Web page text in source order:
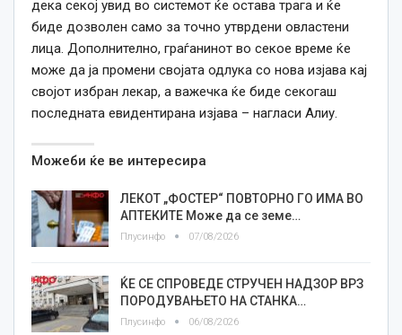
дека секој увид во системот ќе остава трага и ќе
биде дозволен само за точно утврдени овластени
лица. Дополнително, граѓанинот во секое време ќе
може да ја промени својата одлука со нова изјава кај
својот избран лекар, а важечка ќе биде секогаш
последната евидентирана изјава – нагласи Алиу.
Можеби ќе ве интересира
ЛЕКОТ „ФОСТЕР“ ПОВТОРНО ГО ИМА ВО
АПТЕКИТЕ Може да се земе…
Плусинфо 07/08/2026
ЌЕ СЕ СПРОВЕДЕ СТРУЧЕН НАДЗОР ВРЗ
ПОРОДУВАЊЕТО НА СТАНКА…
Плусинфо 06/08/2026